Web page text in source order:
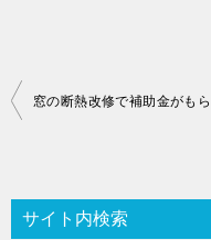
投
ビ
サイト内検索